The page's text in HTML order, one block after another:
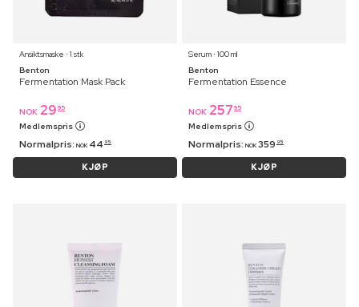
Ansiktsmaske ⋅ 1 stk
Benton
Fermentation Mask Pack
NOK 29 95
Medlemspris
Normalpris: NOK 44 95
KJØP
Serum ⋅ 100 ml
Benton
Fermentation Essence
NOK 257 95
Medlemspris
Normalpris: NOK 359 95
KJØP